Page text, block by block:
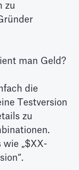
zu
man Geld?
die
Testversion
zu
wie „$XX-